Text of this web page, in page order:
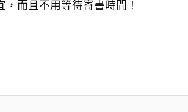
而且不用等待寄書時間！